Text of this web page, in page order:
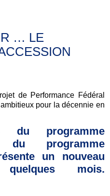
… LE
de Performance Fédéral
pour la décennie en
programme
du programme
un nouveau
mois.